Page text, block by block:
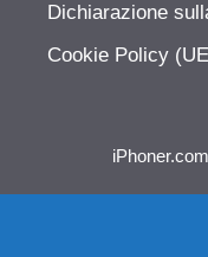
Dichiarazione
Cookie Policy